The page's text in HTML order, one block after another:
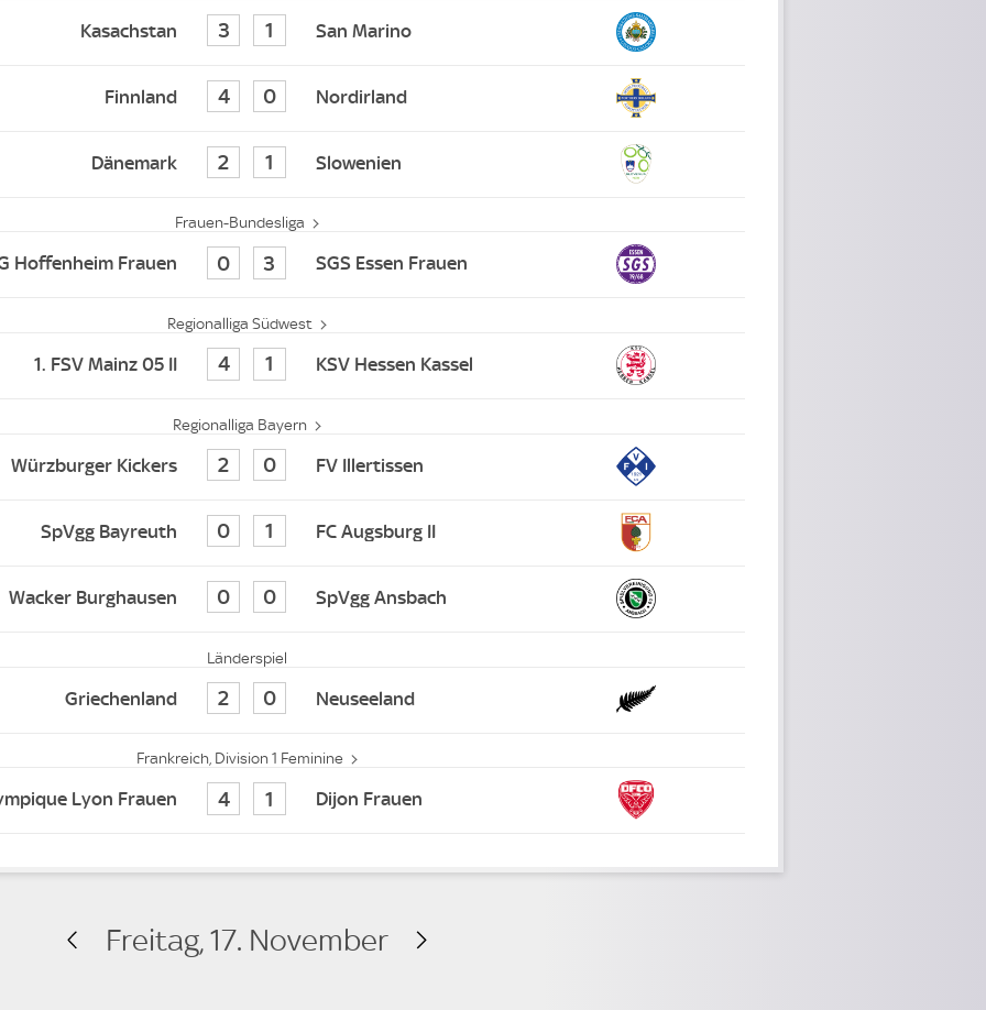
Kasachstan 3 1 San Marino
Finnland 4 0 Nordirland
Dänemark 2 1 Slowenien
Frauen-Bundesliga
Hoffenheim Frauen 0 3 SGS Essen Frauen
Regionalliga Südwest
1. FSV Mainz 05 II 4 1 KSV Hessen Kassel
Regionalliga Bayern
Würzburger Kickers 2 0 FV Illertissen
SpVgg Bayreuth 0 1 FC Augsburg II
Wacker Burghausen 0 0 SpVgg Ansbach
Länderspiel
Griechenland 2 0 Neuseeland
Frankreich, Division 1 Feminine
Lyon Frauen 4 1 Dijon Frauen
Freitag, 17. November